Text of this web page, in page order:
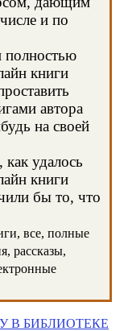
и по
полностью
книги
автора
на своей
удалось
книги
бы то, что
все, полные
рассказы,
В БИБЛИОТЕКЕ